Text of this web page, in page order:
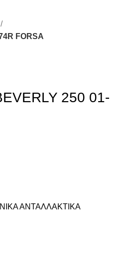
FORSA
250 01-
ΑΝΤΑΛΛΑΚΤΙΚΑ